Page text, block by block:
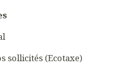
sollicités (Ecotaxe)